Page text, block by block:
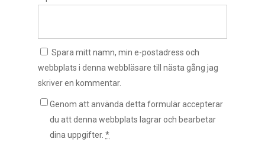
Spara mitt namn, min e-postadress och
webbplats i denna webbläsare till nästa gång jag
skriver en kommentar.
Genom att använda detta formulär accepterar
du att denna webbplats lagrar och bearbetar
dina uppgifter. *